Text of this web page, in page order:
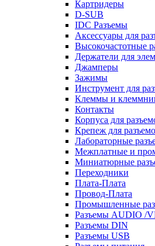
Картридеры
D-SUB
IDC Разъемы
Аксессуары для
Высокочастотные
Держатели для
Джамперы
Зажимы
Инструмент для
Клеммы и
Контакты
Корпуса для
Крепеж для
Лабораторные
Межплатные и
Миниатюрные
Переходники
Плата-Плата
Провод-Плата
Промышленные
Разъемы AUDIO /
Разъемы DIN
Разъемы USB